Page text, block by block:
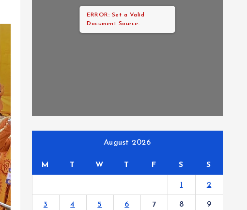
ERROR: Set a Valid
Document Source.
August 2026
M T W T F S S
1 2
3 4 5 6 7 8 9